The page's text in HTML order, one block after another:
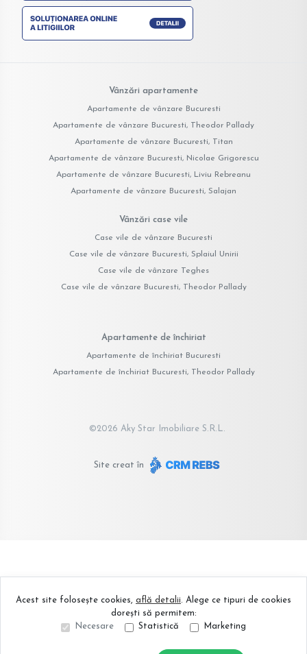
Vânzări apartamente
Apartamente de vânzare Bucuresti
Apartamente de vânzare Bucuresti, Theodor Pallady
Apartamente de vânzare Bucuresti, Titan
Apartamente de vânzare Bucuresti, Nicolae Grigorescu
Apartamente de vânzare Bucuresti, Liviu Rebreanu
Apartamente de vânzare Bucuresti, Salajan
Vânzări case vile
Case vile de vânzare Bucuresti
Case vile de vânzare Bucuresti, Splaiul Unirii
Case vile de vânzare Teghes
Case vile de vânzare Bucuresti, Theodor Pallady
Apartamente de închiriat
Apartamente de închiriat Bucuresti
Apartamente de închiriat Bucuresti, Theodor Pallady
©2026 Aky Star Imobiliare S.R.L.
Site creat în
Acest site folosește cookies, află detalii. Alege ce tipuri de cookies
dorești să permitem:
Necesare
Statistică Marketing